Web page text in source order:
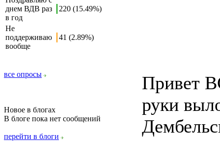
днем ВДВ раз
в год
220 (15.49%)
Не
поддерживаю
вообще
41 (2.89%)
все опросы
Новое в блогах
В блоге пока нет сообщений
перейти в блоги
Привет
руки